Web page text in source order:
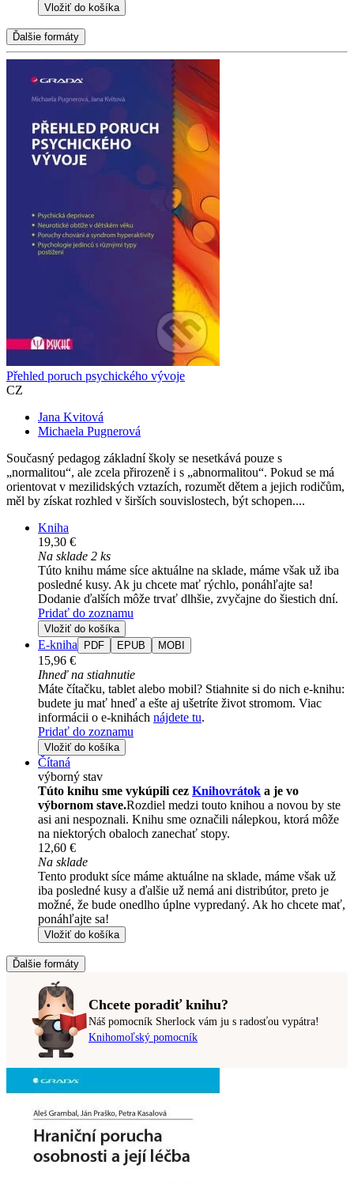
Vložiť do košíka
Ďalšie formáty
Přehled poruch psychického vývoje
CZ
Jana Kvitová
Michaela Pugnerová
Současný pedagog základní školy se nesetkává pouze s
„normalitou“, ale zcela přirozeně i s „abnormalitou“. Pokud se má
orientovat v mezilidských vztazích, rozumět dětem a jejich rodičům,
měl by získat rozhled v širších souvislostech, být schopen....
Kniha
19,30 €
Na sklade 2 ks
Túto knihu máme síce aktuálne na sklade, máme však už iba
posledné kusy. Ak ju chcete mať rýchlo, ponáhľajte sa!
Dodanie ďalších môže trvať dlhšie, zvyčajne do šiestich dní.
Pridať do zoznamu
Vložiť do košíka
E-kniha PDF EPUB MOBI
15,96 €
Ihneď na stiahnutie
Máte čítačku, tablet alebo mobil? Stiahnite si do nich e-knihu:
budete ju mať hneď a ešte aj ušetríte život stromom. Viac
informácii o e-knihách nájdete tu.
Pridať do zoznamu
Vložiť do košíka
Čítaná
výborný stav
Túto knihu sme vykúpili cez Knihovrátok a je vo
výbornom stave.Rozdiel medzi touto knihou a novou by ste
asi ani nespoznali. Knihu sme označili nálepkou, ktorá môže
na niektorých obaloch zanechať stopy.
12,60 €
Na sklade
Tento produkt síce máme aktuálne na sklade, máme však už
iba posledné kusy a ďalšie už nemá ani distribútor, preto je
možné, že bude onedlho úplne vypredaný. Ak ho chcete mať,
ponáhľajte sa!
Vložiť do košíka
Ďalšie formáty
Chcete poradiť knihu?
Náš pomocník Sherlock vám ju s radosťou vypátra!
Knihomoľský pomocník